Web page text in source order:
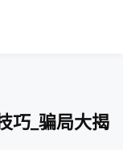
巧_骗局大揭